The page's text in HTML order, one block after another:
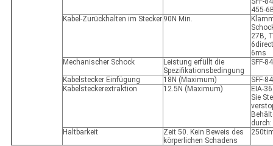
455-
Kabel-Zurückhalten im Stecker 90N Min.
27B,
6ms
Mechanischer Schock
Leistung erfüllt die
Spezifikationsbedingung
SFF-
Kabelstecker Einfügung 18N (Maximum)
SFF-
Kabelsteckerextraktion
12.5N (Maximum)
EIA-
Sie
durch:
Haltbarkeit
Zeit 50. Kein Beweis des
körperlichen Schadens